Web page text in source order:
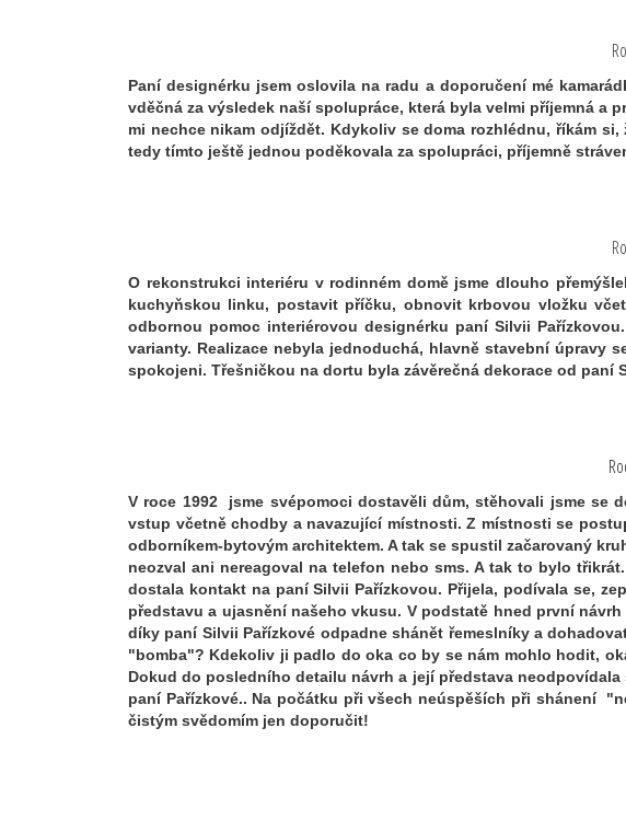
Paní designérku jsem oslovila na radu a doporučení mé
vděčná za výsledek naší spolupráce, která byla velmi příjemná a
mi nechce nikam odjíždět. Kdykoliv se doma rozhlédnu, říkám
tedy tímto ještě jednou poděkovala za spolupráci, příjemně
O rekonstrukci interiéru v rodinném domě jsme dlouho
kuchyňskou linku, postavit příčku, obnovit krbovou vložku
odbornou pomoc interiérovou designérku paní Silvii
varianty. Realizace nebyla jednoduchá, hlavně stavební úpravy
spokojeni. Třešničkou na dortu byla závěrečná dekorace od paní
V roce 1992 jsme svépomoci dostavěli dům, stěhovali jsme se
vstup včetně chodby a navazující místnosti. Z místnosti se
odborníkem-bytovým architektem. A tak se spustil začarovaný
neozval ani nereagoval na telefon nebo sms. A tak to bylo
dostala kontakt na paní Silvii Pařízkovou. Přijela, podívala se,
představu a ujasnění našeho vkusu. V podstatě hned první
díky paní Silvii Pařízkové odpadne shánět řemeslníky a
"bomba"? Kdekoliv ji padlo do oka co by se nám mohlo hodit,
Dokud do posledního detailu návrh a její představa
paní Pařízkové.. Na počátku při všech neúspěších při shánení
čistým svědomím jen doporučit!